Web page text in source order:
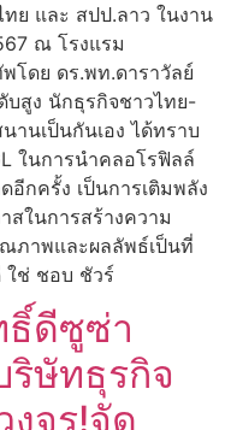
ย และ สปป.ลาว ในงาน
ณ โรงแรม
โดย ดร.พท.ดาราวัลย์
บสูง นักธุรกิจชาวไทย-
านเป็นกันเอง ได้ทราบ
ในการนำคลอโรฟิลล์
กครั้ง เป็นการเติมพลัง
สในการสร้างความ
ภาพและผลลัพธ์เป็นที่
ใช่ ชอบ ชัวร์
ธิ์ดีซูซ่า
ริษัทธุรกิจ
งจร!จัด